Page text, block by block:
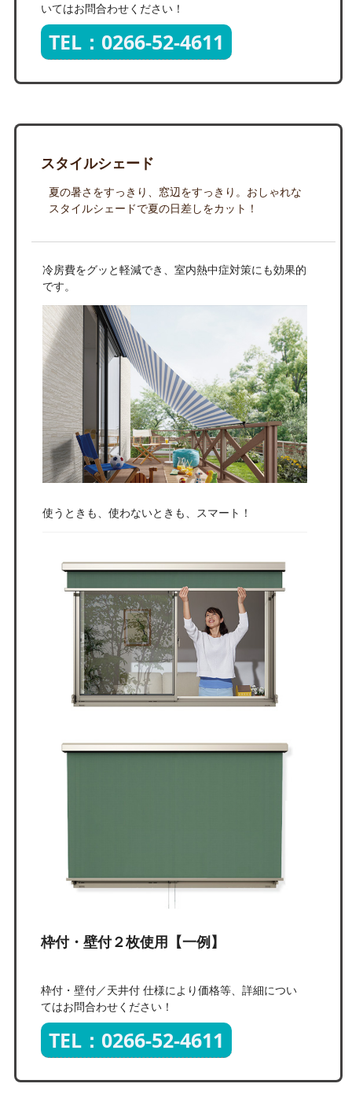
いてはお問合わせください！
TEL：0266-52-4611
スタイルシェード
夏の暑さをすっきり、窓辺をすっきり。おしゃれな
スタイルシェードで夏の日差しをカット！
冷房費をグッと軽減でき、室内熱中症対策にも効果的
です。
使うときも、使わないときも、スマート！
枠付・壁付２枚使用【一例】
枠付・壁付／天井付 仕様により価格等、詳細につい
てはお問合わせください！
TEL：0266-52-4611